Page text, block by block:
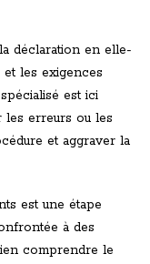
déclaration en elle-
les exigences
est ici
les erreurs ou les
et aggraver la
est une étape
à des
comprendre le